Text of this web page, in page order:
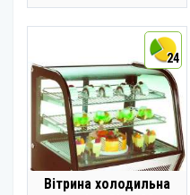
24
Вітрина холодильна